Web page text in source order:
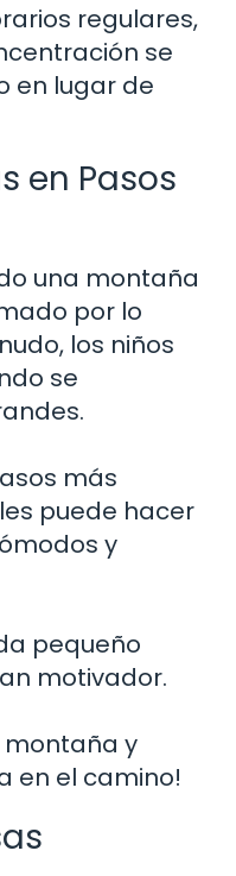
regulares,
se
en lugar de
en Pasos
una montaña
por lo
los niños
se
más
puede hacer
y
pequeño
motivador.
montaña y
en el camino!